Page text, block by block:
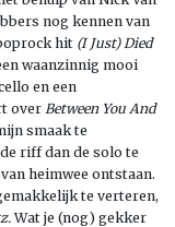
nog kennen van
hit (I Just) Died
waanzinnig mooi
en een
over Between You And
smaak te
riff dan de solo te
heimwee ontstaan.
te verteren,
Wat je (nog) gekker